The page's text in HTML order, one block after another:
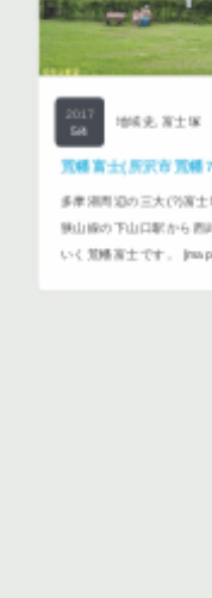
2017
5/4
地域史, 富士塚
荒幡富士(所沢市荒幡
多摩湖周辺の三大(?)富